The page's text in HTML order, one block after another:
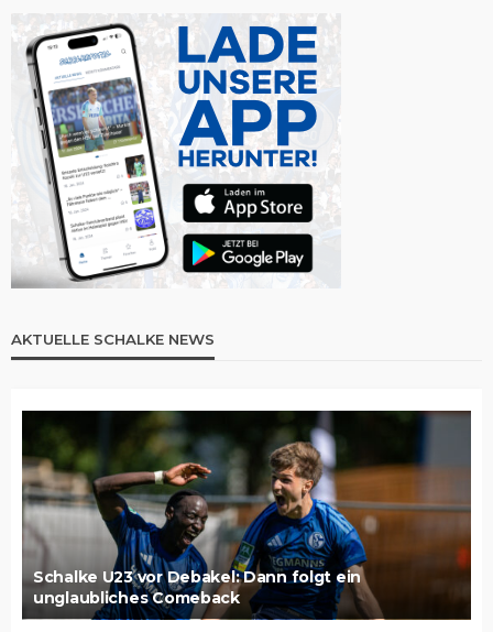
AKTUELLE SCHALKE NEWS
Schalke U23 vor Debakel: Dann folgt ein
unglaubliches Comeback